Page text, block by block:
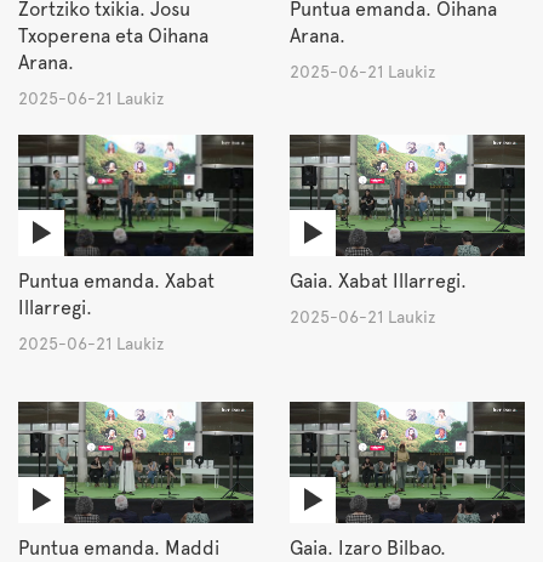
Zortziko txikia. Josu
Txoperena eta Oihana
Arana.
2025-06-21 Laukiz
Puntua emanda. Oihana
Arana.
2025-06-21 Laukiz
Puntua emanda. Xabat
Illarregi.
2025-06-21 Laukiz
Gaia. Xabat Illarregi.
2025-06-21 Laukiz
Puntua emanda. Maddi
Gaia. Izaro Bilbao.